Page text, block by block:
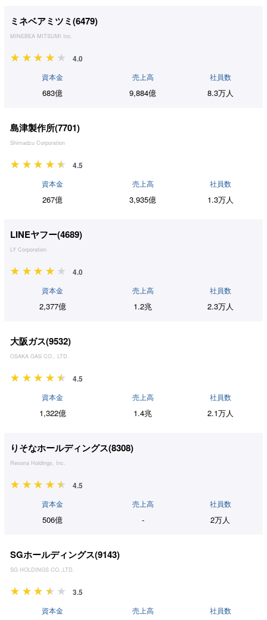
ミネベアミツミ(6479)
MINEBEA MITSUMI Inc.
4.0
資本金
683億
売上高
9,884億
社員数
8.3万人
島津製作所(7701)
Shimadzu Corporation
4.5
資本金
267億
売上高
3,935億
社員数
1.3万人
LINEヤフー(4689)
LY Corporation
4.0
資本金
2,377億
売上高
1.2兆
社員数
2.3万人
大阪ガス(9532)
OSAKA GAS CO., LTD.
4.5
資本金
1,322億
売上高
1.4兆
社員数
2.1万人
りそなホールディングス(8308)
Resona Holdings, Inc.
4.5
資本金
506億
売上高
-
社員数
2万人
SGホールディングス(9143)
SG HOLDINGS CO.,LTD.
3.5
資本金 売上高 社員数